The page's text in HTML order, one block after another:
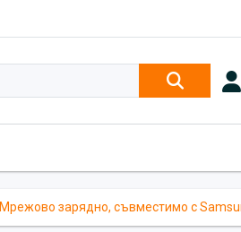
Мрежово зарядно, съвместимо с